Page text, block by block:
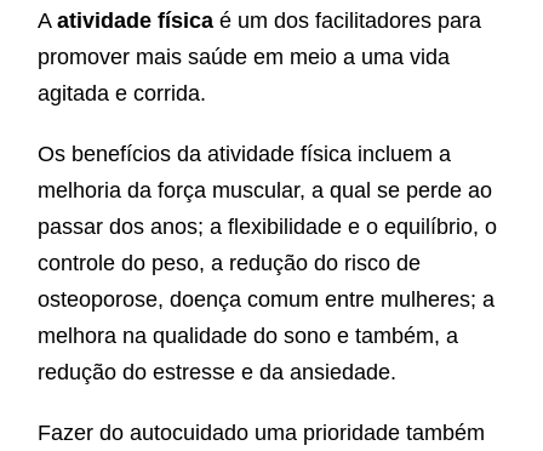
A atividade física é um dos facilitadores para
promover mais saúde em meio a uma vida
agitada e corrida.
Os benefícios da atividade física incluem a
melhoria da força muscular, a qual se perde ao
passar dos anos; a flexibilidade e o equilíbrio, o
controle do peso, a redução do risco de
osteoporose, doença comum entre mulheres; a
melhora na qualidade do sono e também, a
redução do estresse e da ansiedade.
Fazer do autocuidado uma prioridade também